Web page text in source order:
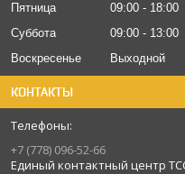
Пятница
09:00
18:00
Суббота
09:00
13:00
Воскресенье
Выходной
КОНТАКТЫ
+7 (778) 096-52-66
Единый контактный центр